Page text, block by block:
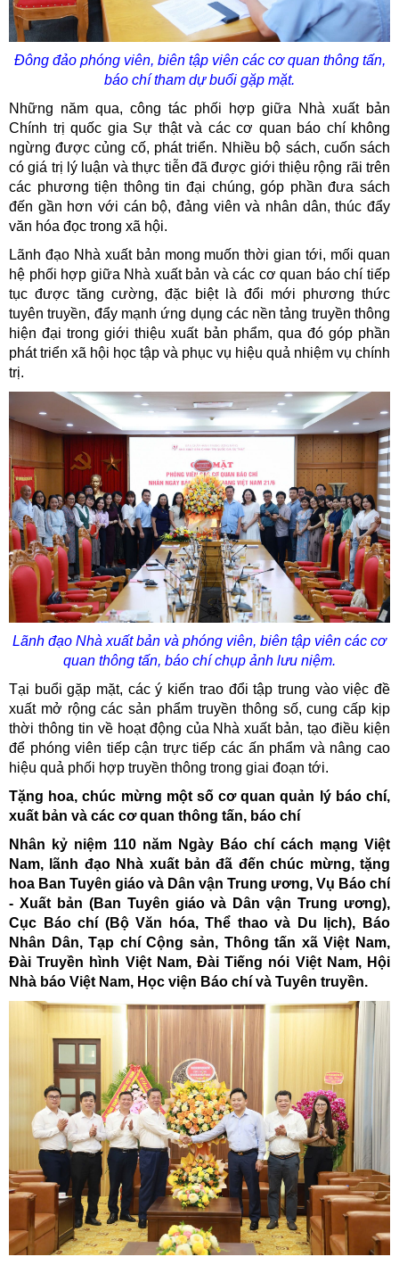
Đông đảo phóng viên, biên tập viên các cơ quan thông tấn,
báo chí tham dự buổi gặp mặt.
Những năm qua, công tác phối hợp giữa Nhà xuất bản
Chính trị quốc gia Sự thật và các cơ quan báo chí không
ngừng được củng cố, phát triển. Nhiều bộ sách, cuốn sách
có giá trị lý luận và thực tiễn đã được giới thiệu rộng rãi trên
các phương tiện thông tin đại chúng, góp phần đưa sách
đến gần hơn với cán bộ, đảng viên và nhân dân, thúc đẩy
văn hóa đọc trong xã hội.
Lãnh đạo Nhà xuất bản mong muốn thời gian tới, mối quan
hệ phối hợp giữa Nhà xuất bản và các cơ quan báo chí tiếp
tục được tăng cường, đặc biệt là đổi mới phương thức
tuyên truyền, đẩy mạnh ứng dụng các nền tảng truyền thông
hiện đại trong giới thiệu xuất bản phẩm, qua đó góp phần
phát triển xã hội học tập và phục vụ hiệu quả nhiệm vụ chính
trị.
Lãnh đạo Nhà xuất bản và phóng viên, biên tập viên các cơ
quan thông tấn, báo chí chụp ảnh lưu niệm.
Tại buổi gặp mặt, các ý kiến trao đổi tập trung vào việc đề
xuất mở rộng các sản phẩm truyền thông số, cung cấp kịp
thời thông tin về hoạt động của Nhà xuất bản, tạo điều kiện
để phóng viên tiếp cận trực tiếp các ấn phẩm và nâng cao
hiệu quả phối hợp truyền thông trong giai đoạn tới.
Tặng hoa, chúc mừng một số cơ quan quản lý báo chí,
xuất bản và các cơ quan thông tấn, báo chí
Nhân kỷ niệm 110 năm Ngày Báo chí cách mạng Việt
Nam, lãnh đạo Nhà xuất bản đã đến chúc mừng, tặng
hoa Ban Tuyên giáo và Dân vận Trung ương, Vụ Báo chí
- Xuất bản (Ban Tuyên giáo và Dân vận Trung ương),
Cục Báo chí (Bộ Văn hóa, Thể thao và Du lịch), Báo
Nhân Dân, Tạp chí Cộng sản, Thông tấn xã Việt Nam,
Đài Truyền hình Việt Nam, Đài Tiếng nói Việt Nam, Hội
Nhà báo Việt Nam, Học viện Báo chí và Tuyên truyền.